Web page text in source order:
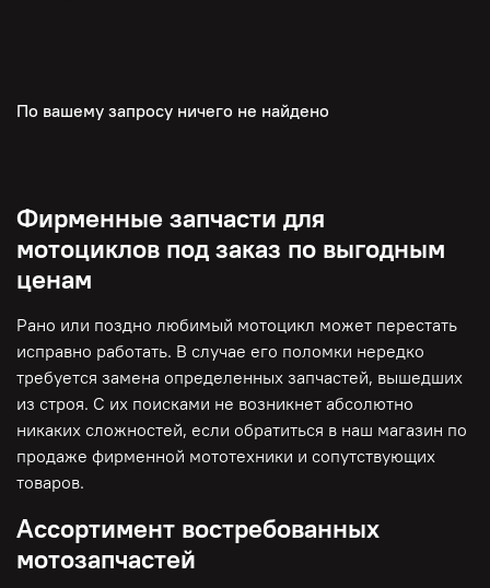
По вашему запросу ничего не найдено
Фирменные запчасти для
мотоциклов под заказ по выгодным
ценам
Рано или поздно любимый мотоцикл может перестать
исправно работать. В случае его поломки нередко
требуется замена определенных запчастей, вышедших
из строя. С их поисками не возникнет абсолютно
никаких сложностей, если обратиться в наш магазин по
продаже фирменной мототехники и сопутствующих
товаров.
Ассортимент востребованных
мотозапчастей